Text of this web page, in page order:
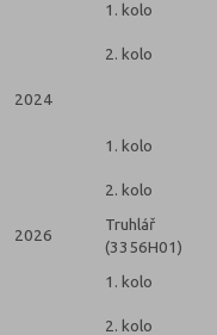
1. kolo
2. kolo
2024
1. kolo
2. kolo
2026
Truhlář
(3356H01)
1. kolo
2. kolo